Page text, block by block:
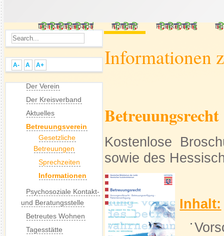
Der Kreisverband Korbach Frankenberg
Informationen
Betreuungsrecht
Kostenlose
sowie des
Inhalt:
A- A A+
Der Verein
Der Kreisverband
Aktuelles
Betreuungsverein
Gesetzliche
Betreuungen
Sprechzeiten
Informationen
Psychosoziale Kontakt-
und Beratungsstelle
Betreutes Wohnen
Tagesstätte